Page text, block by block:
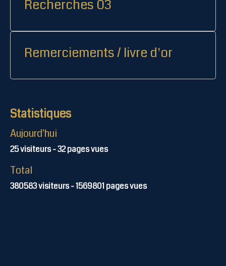
Recherches 03
Remerciements / livre d'or
Statistiques
Aujourd'hui
25visiteurs -32pages vues
Total
380583visiteurs -1569801pages vues